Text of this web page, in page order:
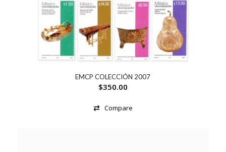
EMCP COLECCIÓN 2007
$350.00
Compare